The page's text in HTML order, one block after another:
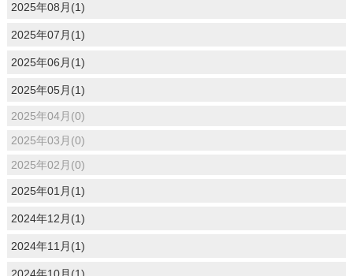
2025年08月(1)
2025年07月(1)
2025年06月(1)
2025年05月(1)
2025年04月(0)
2025年03月(0)
2025年02月(0)
2025年01月(1)
2024年12月(1)
2024年11月(1)